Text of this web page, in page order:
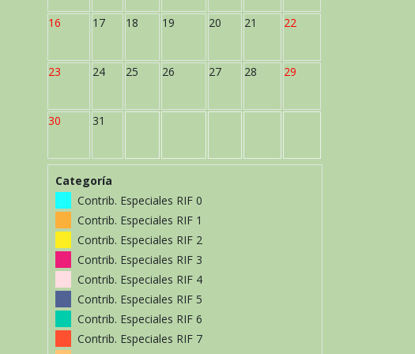
16 17 18 19 20 21 22
23 24 25 26 27 28 29
30 31
Categoría
Contrib. Especiales RIF 0
Contrib. Especiales RIF 1
Contrib. Especiales RIF 2
Contrib. Especiales RIF 3
Contrib. Especiales RIF 4
Contrib. Especiales RIF 5
Contrib. Especiales RIF 6
Contrib. Especiales RIF 7